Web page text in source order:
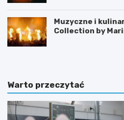
Muzyczne i
Collection by
Warto przeczytać